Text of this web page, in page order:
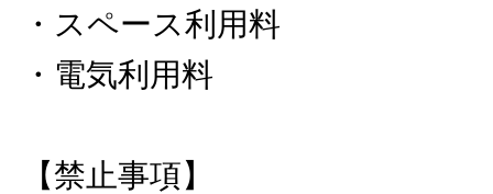
・スペース利用料
・電気利用料
【禁止事項】